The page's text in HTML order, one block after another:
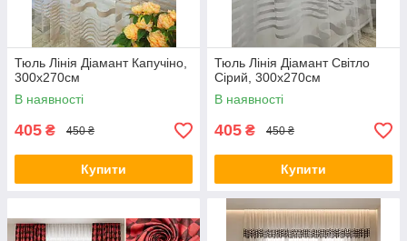
Тюль Лінія Діамант Капучіно,
300х270см
В наявності
405 ₴ 450 ₴
Купити
Тюль Лінія Діамант Світло
Сірий, 300х270см
В наявності
405 ₴ 450 ₴
Купити